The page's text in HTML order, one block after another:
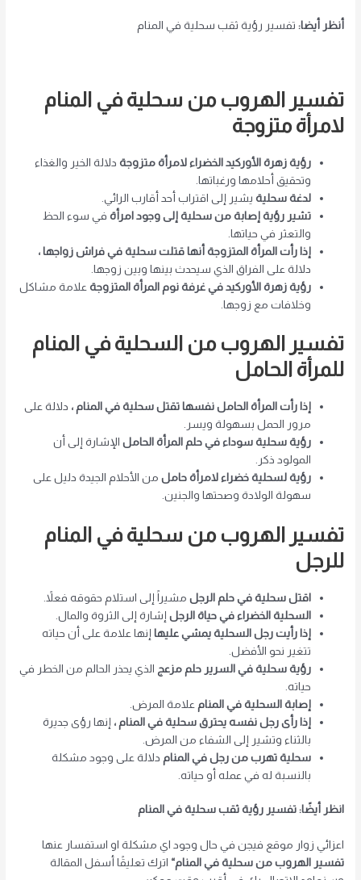
أنظر أيضا: تفسير رؤية ثقب سحلية في المنام
تفسير الهروب من سحلية في المنام
لامرأة متزوجة
رؤية زهرة الأوركيد الخضراء لامرأة متزوجة دلالة الخير والغذاء
وتحقيق أحلامها ورغباتها.
لدغة سحلية يشير إلى اقتراب أحد أقارب الرائي.
تشير رؤية إصابة من سحلية إلى وجود امرأة في سوء الحظ
والتعثر في حياتها.
إذا رأت المرأة المتزوجة أنها قتلت سحلية في فراش زواجها ،
دلالة على الفراق الذي سيحدث بينها وبين زوجها.
رؤية زهرة الأوركيد في غرفة نوم المرأة المتزوجة علامة مشاكل
وخلافات مع زوجها.
تفسير الهروب من السحلية في المنام
للمرأة الحامل
إذا رأت المرأة الحامل نفسها تقتل سحلية في المنام ، دلالة على
مرور الحمل بسهولة ويسر.
رؤية سحلية سوداء في حلم المرأة الحامل الإشارة إلى أن
المولود ذكر.
رؤية لسحلية خضراء لامرأة حامل من الأحلام الجيدة دليل على
سهولة الولادة وصحتها والجنين.
تفسير الهروب من سحلية في المنام
للرجل
اقتل سحلية في حلم الرجل مشيراً إلى استلام حقوقه فعلاً.
السحلية الخضراء في حياة الرجل إشارة إلى الثروة والمال.
إذا رأيت رجل السحلية يمشي عليها إنها علامة على أن حياته
تتغير نحو الأفضل.
رؤية سحلية في السرير حلم مزعج الذي يحذر الحالم من الخطر في
حياته.
إصابة السحلية في المنام علامة المرض.
إذا رأى رجل نفسه يحترق سحلية في المنام ، إنها رؤى جديرة
بالثناء وتشير إلى الشفاء من المرض.
سحلية تهرب من رجل في المنام دلالة على وجود مشكلة
بالنسبة له في عمله أو حياته.
انظر أيضًا: تفسير رؤية ثقب سحلية في المنام
اعزائي زوار موقع فيجن في حال وجود اي مشكلة او استفسار عنها
تفسير الهروب من سحلية في المنام“ اترك تعليقًا أسفل المقالة